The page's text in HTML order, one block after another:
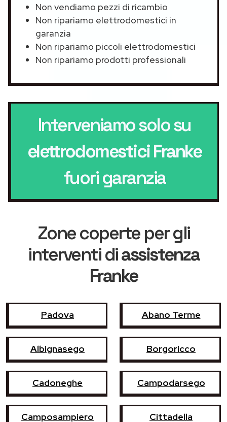
Non vendiamo pezzi di ricambio
Non ripariamo elettrodomestici in
garanzia
Non ripariamo piccoli elettrodomestici
Non ripariamo prodotti professionali
Interveniamo solo su
elettrodomestici Franke
fuori garanzia
Zone coperte per gli
interventi diassistenza
Franke
Padova Abano Terme
Albignasego Borgoricco
Cadoneghe Campodarsego
Camposampiero Cittadella